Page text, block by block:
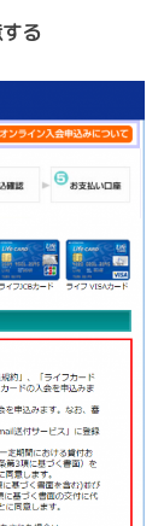
る